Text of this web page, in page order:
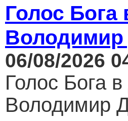
Голос Бога
06/08/2026
Голос Бога
Володимир